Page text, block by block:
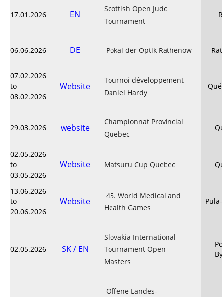
17.01.2026 EN
Scottish Open Judo
Tournament
06.06.2026 DE Pokal der Optik Rathenow
07.02.2026
to
08.02.2026
Website
Tournoi développement
Daniel Hardy
29.03.2026 website
Championnat Provincial
Quebec
02.05.2026
to
03.05.2026
Website Matsuru Cup Quebec
13.06.2026
to
20.06.2026
Website
45. World Medical and
Health Games
02.05.2026 SK / EN
Slovakia International
Tournament Open
Masters
Offene Landes-